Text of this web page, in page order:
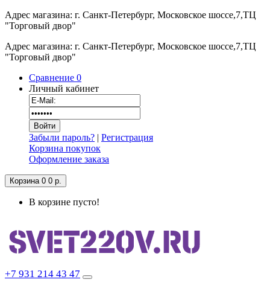
Адрес магазина: г. Санкт-Петербург, Московское шоссе,7,ТЦ
"Торговый двор"
Адрес магазина: г. Санкт-Петербург, Московское шоссе,7,ТЦ
"Торговый двор"
Сравнение 0
Личный кабинет
Забыли пароль? | Регистрация
Корзина покупок
Оформление заказа
Корзина 0 0 р.
В корзине пусто!
+7 931 214 43 47